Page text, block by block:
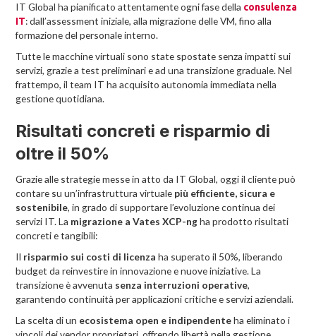
IT Global ha pianificato attentamente ogni fase della consulenza
IT: dall’assessment iniziale, alla migrazione delle VM, fino alla
formazione del personale interno.
Tutte le macchine virtuali sono state spostate senza impatti sui
servizi, grazie a test preliminari e ad una transizione graduale. Nel
frattempo, il team IT ha acquisito autonomia immediata nella
gestione quotidiana.
Risultati concreti e risparmio di
oltre il 50%
Grazie alle strategie messe in atto da IT Global, oggi il cliente può
contare su un’infrastruttura virtuale più efficiente, sicura e
sostenibile, in grado di supportare l’evoluzione continua dei
servizi IT. La migrazione a Vates XCP-ngha prodotto risultati
concreti e tangibili:
Il risparmio sui costi di licenza ha superato il 50%, liberando
budget da reinvestire in innovazione e nuove iniziative. La
transizione è avvenuta senza interruzioni operative,
garantendo continuità per applicazioni critiche e servizi aziendali.
La scelta di un ecosistema open e indipendenteha eliminato i